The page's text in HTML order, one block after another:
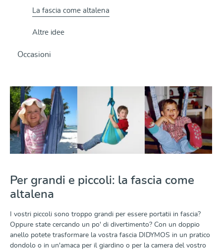
La fascia come altalena
Altre idee
Occasioni
Per grandi e piccoli: la fascia come
altalena
I vostri piccoli sono troppo grandi per essere portatii in fascia?
Oppure state cercando un po' di divertimento? Con un doppio
anello potete trasformare la vostra fascia DIDYMOS in un pratico
dondolo o in un'amaca per il giardino o per la camera del vostro